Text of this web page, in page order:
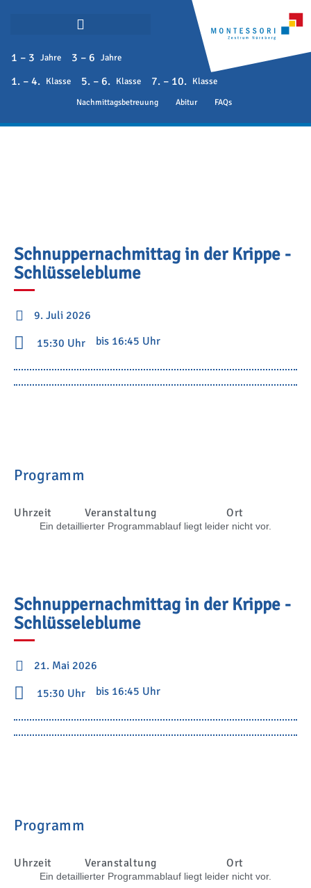
1 – 3 Jahre 3 – 6 Jahre
1. – 4. Klasse 5. – 6. Klasse 7. – 10. Klasse
Nachmittagsbetreuung Abitur FAQs
Schnuppernachmittag in der Krippe -
Schlüsseleblume
9. Juli 2026
15:30 Uhr
bis 16:45 Uhr
Programm
Uhrzeit Veranstaltung Ort
Ein detaillierter Programmablauf liegt leider nicht vor.
Schnuppernachmittag in der Krippe -
Schlüsseleblume
21. Mai 2026
15:30 Uhr
bis 16:45 Uhr
Programm
Uhrzeit Veranstaltung Ort
Ein detaillierter Programmablauf liegt leider nicht vor.